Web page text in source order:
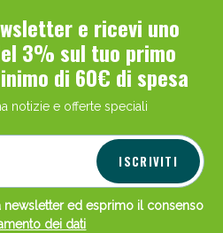
e ricevi uno
3% sul tuo primo
di 60€ di spesa
notizie e offerte speciali
ISCRIVITI
newsletter ed esprimo il consenso
dei dati